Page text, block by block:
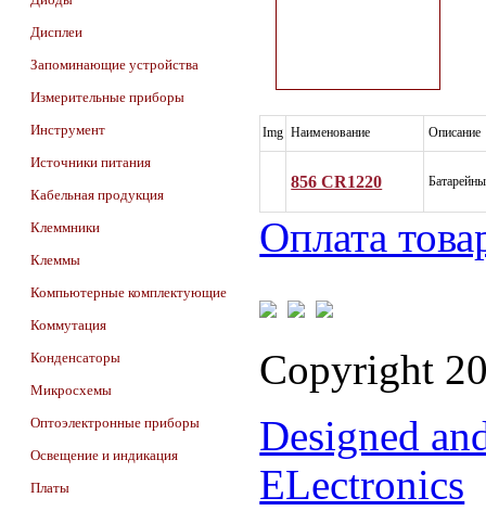
Дисплеи
Запоминающие устройства
Измерительные приборы
Инструмент
Источники питания
Кабельная продукция
Клеммники
Клеммы
Компьютерные комплектующие
Коммутация
Конденсаторы
Микросхемы
Оптоэлектронные приборы
Освещение и индикация
Платы
Img Наименование Описание
856 CR1220
Оплата
Copyright
Designed
ELectronics